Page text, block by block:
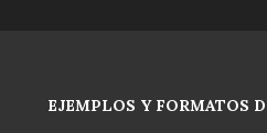
EJEMPLOS Y FORMATOS